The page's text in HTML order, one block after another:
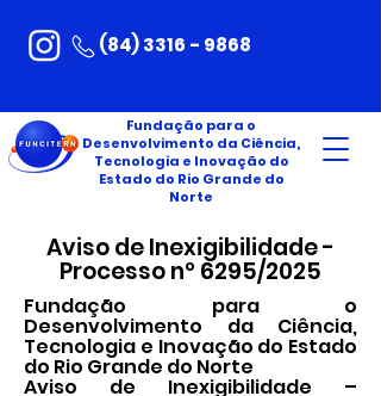
(84) 3316 - 9868
Fundação para o
Desenvolvimento da Ciência,
Tecnologia e Inovação do
Estado do Rio Grande do
Norte
Aviso de Inexigibilidade -
Processo nº 6295/2025
Fundação para o
Desenvolvimento da Ciência,
Tecnologia e Inovação do Estado
do Rio Grande do Norte
Aviso de Inexigibilidade –